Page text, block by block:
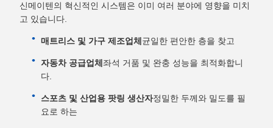
신메이텐의 혁신적인 시스템은 이미 여러 분야에 영향을 미치
고 있습니다.
매트리스 및 가구 제조업체 균일한 편안한 층을 찾고
자동차 공급업체 좌석 거품 및 완충 성능을 최적화합니
다.
스포츠 및 산업용 팟링 생산자정밀한 두께와 밀도를 필
요로 하는